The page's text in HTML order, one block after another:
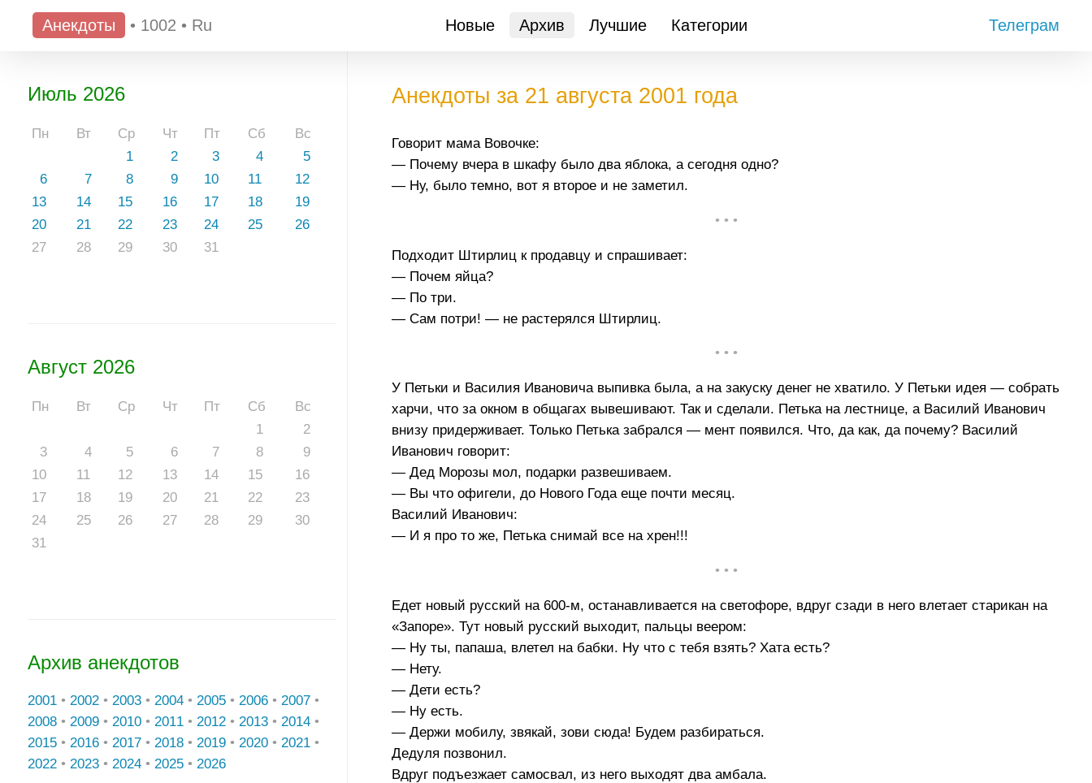
Анекдоты • 1002 • Ru Новые Архив Лучшие Категории Телеграм
Июль 2026
Пн Вт Ср Чт Пт Сб
Вс
1
2 3 4
5
6
7 8 9 10 11
12
13
14 15 16 17 18
19
20
21 22 23 24 25
26
27
28 29 30 31
Август 2026
Пн Вт Ср Чт Пт Сб
Вс
1
2
3
4 5 6 7 8
9
10
11 12 13 14 15
16
17
18 19 20 21 22
23
24
25 26 27 28 29
30
31
Архив анекдотов
2001 • 2002 • 2003 • 2004 • 2005 • 2006 • 2007 •
2008 • 2009 • 2010 • 2011 • 2012 • 2013 • 2014 •
2015 • 2016 • 2017 • 2018 • 2019 • 2020 • 2021 •
2022 • 2023 • 2024 • 2025 • 2026
Анекдоты за 21 августа 2001 года
Говорит мама Вовочке:
— Почему вчера в шкафу было два яблока, а сегодня одно?
— Ну, было темно, вот я второе и не заметил.
• • •
Подходит Штирлиц к продавцу и спрашивает:
— Почем яйца?
— По три.
— Сам потри! — не растерялся Штирлиц.
• • •
У Петьки и Василия Ивановича выпивка была, а на закуску денег не хватило. У Петьки идея — собрать
харчи, что за окном в общагах вывешивают. Так и сделали. Петька на лестнице, а Василий Иванович
внизу придерживает. Только Петька забрался — мент появился. Что, да как, да почему? Василий
Иванович говорит:
— Дед Морозы мол, подарки развешиваем.
— Вы что офигели, до Нового Года еще почти месяц.
Василий Иванович:
— И я про то же, Петька снимай все на хрен!!!
• • •
Едет новый русский на 600-м, останавливается на светофоре, вдруг сзади в него влетает старикан на
«Запоре». Тут новый русский выходит, пальцы веером:
— Ну ты, папаша, влетел на бабки. Ну что с тебя взять? Хата есть?
— Нету.
— Дети есть?
— Ну есть.
— Держи мобилу, звякай, зови сюда! Будем разбираться.
Дедуля позвонил.
Вдруг подъезжает самосвал, из него выходят два амбала.